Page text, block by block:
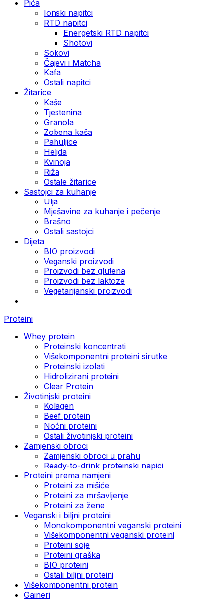
Pića
Ionski napitci
RTD napitci
Energetski RTD napitci
Shotovi
Sokovi
Čajevi i Matcha
Kafa
Ostali napitci
Žitarice
Kaše
Tjestenina
Granola
Zobena kaša
Pahuljice
Heljda
Kvinoja
Riža
Ostale žitarice
Sastojci za kuhanje
Ulja
Mješavine za kuhanje i pečenje
Brašno
Ostali sastojci
Dijeta
BIO proizvodi
Veganski proizvodi
Proizvodi bez glutena
Proizvodi bez laktoze
Vegetarijanski proizvodi
Proteini
Whey protein
Proteinski koncentrati
Višekomponentni proteini sirutke
Proteinski izolati
Hidrolizirani proteini
Clear Protein
Životinjski proteini
Kolagen
Beef protein
Noćni proteini
Ostali životinjski proteini
Zamjenski obroci
Zamjenski obroci u prahu
Ready-to-drink proteinski napici
Proteini prema namjeni
Proteini za mišiće
Proteini za mršavljenje
Proteini za žene
Veganski i biljni proteini
Monokomponentni veganski proteini
Višekomponentni veganski proteini
Proteini soje
Proteini graška
BIO proteini
Ostali biljni proteini
Višekomponentni protein
Gaineri